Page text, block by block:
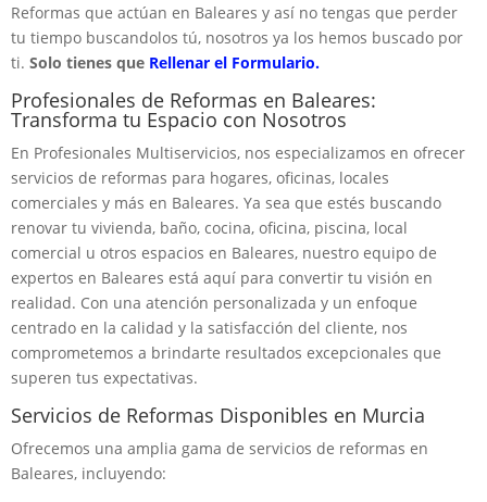
Reformas que actúan en Baleares y así no tengas que perder
tu tiempo buscandolos tú, nosotros ya los hemos buscado por
ti. Solo tienes que Rellenar el Formulario.
Profesionales de Reformas en Baleares:
Transforma tu Espacio con Nosotros
En Profesionales Multiservicios, nos especializamos en ofrecer
servicios de reformas para hogares, oficinas, locales
comerciales y más en Baleares. Ya sea que estés buscando
renovar tu vivienda, baño, cocina, oficina, piscina, local
comercial u otros espacios en Baleares, nuestro equipo de
expertos en Baleares está aquí para convertir tu visión en
realidad. Con una atención personalizada y un enfoque
centrado en la calidad y la satisfacción del cliente, nos
comprometemos a brindarte resultados excepcionales que
superen tus expectativas.
Servicios de Reformas Disponibles en Murcia
Ofrecemos una amplia gama de servicios de reformas en
Baleares, incluyendo: